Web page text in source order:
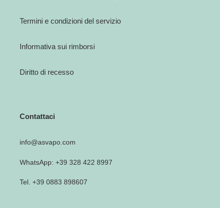
Termini e condizioni del servizio
Informativa sui rimborsi
Diritto di recesso
Contattaci
info@asvapo.com
WhatsApp: +39 328 422 8997
Tel. +39 0883 898607